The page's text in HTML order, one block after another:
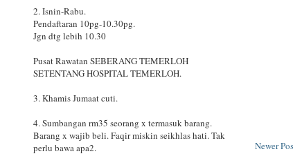
Newer
2. Isnin-Rabu.
Pendaftaran 10pg-10.30pg.
Jgn dtg lebih 10.30
Pusat Rawatan SEBERANG TEMERLOH
SETENTANG HOSPITAL TEMERLOH.
3. Khamis Jumaat cuti.
4. Sumbangan rm35 seorang x termasuk barang.
Barang x wajib beli. Faqir miskin seikhlas hati. Tak
perlu bawa apa2.